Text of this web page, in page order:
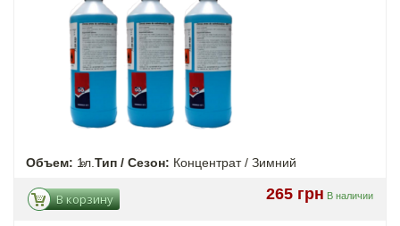
Объем: 1л. Тип / Сезон: Концентрат / Зимний
265 грн В наличии
В корзину